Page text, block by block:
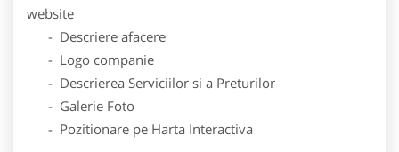
website
- Descriere afacere
- Logo companie
- Descrierea Serviciilor si a Preturilor
- Galerie Foto
- Pozitionare pe Harta Interactiva